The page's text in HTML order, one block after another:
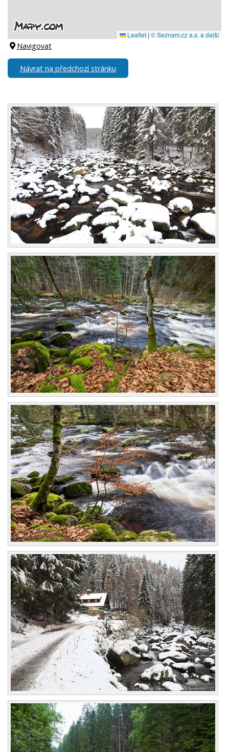
Navigovat
Návrat na předchozí stránku